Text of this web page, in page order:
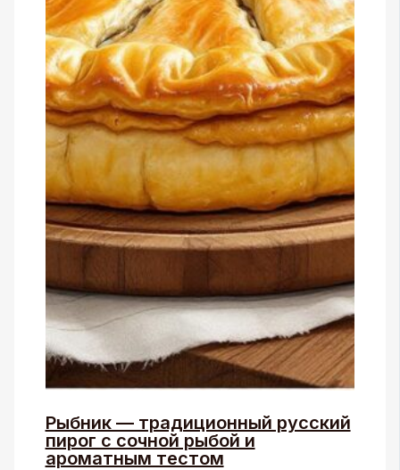
Рыбник — традиционный русский
пирог с сочной рыбой и
ароматным тестом